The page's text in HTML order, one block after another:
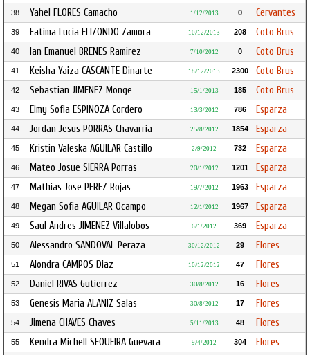
38 Yahel FLORES Camacho 1/12/2013 0 Cervantes
39 Fatima Lucia ELIZONDO Zamora 10/12/2013 208 Coto Brus
40 Ian Emanuel BRENES Ramirez 7/10/2012 0 Coto Brus
41 Keisha Yaiza CASCANTE Dinarte 18/12/2013 2300 Coto Brus
42 Sebastian JIMENEZ Monge 15/1/2013 185 Coto Brus
43 Eimy Sofia ESPINOZA Cordero 13/3/2012 786 Esparza
44 Jordan Jesus PORRAS Chavarria 25/8/2012 1854 Esparza
45 Kristin Valeska AGUILAR Castillo 2/9/2012 732 Esparza
46 Mateo Josue SIERRA Porras 20/1/2012 1201 Esparza
47 Mathias Jose PEREZ Rojas 19/7/2012 1963 Esparza
48 Megan Sofia AGUILAR Ocampo 12/1/2012 1967 Esparza
49 Saul Andres JIMENEZ Villalobos 6/1/2012 369 Esparza
50 Alessandro SANDOVAL Peraza 30/12/2012 29 Flores
51 Alondra CAMPOS Diaz 10/12/2012 47 Flores
52 Daniel RIVAS Gutierrez 30/8/2012 16 Flores
53 Genesis Maria ALANIZ Salas 30/8/2012 17 Flores
54 Jimena CHAVES Chaves 5/11/2013 48 Flores
55 Kendra Michell SEQUEIRA Guevara 9/4/2012 304 Flores